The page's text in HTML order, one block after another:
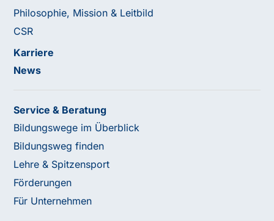
Philosophie, Mission & Leitbild
CSR
Karriere
News
Service & Beratung
Bildungswege im Überblick
Bildungsweg finden
Lehre & Spitzensport
Förderungen
Für Unternehmen